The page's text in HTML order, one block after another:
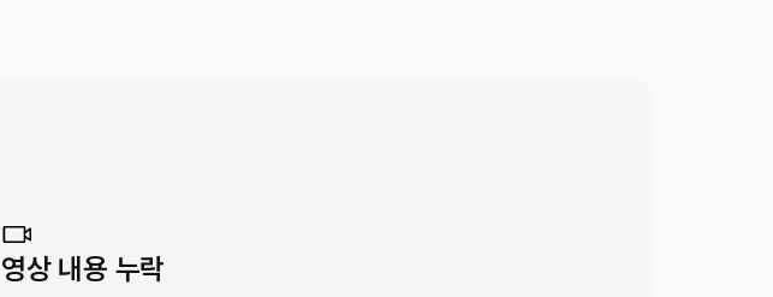
영상 내용 누락